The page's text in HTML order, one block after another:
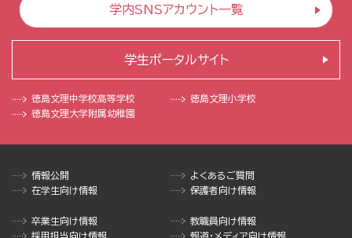
学内SNSアカウント一覧
徳島文理中学校高等学校
徳島文理小学校
徳島文理大学附属幼稚園
学生ポータルサイト
情報公開
よくあるご質問
在学生向け情報
保護者向け情報
卒業生向け情報
教職員向け情報
採用担当向け情報
報道・メディア向け情報